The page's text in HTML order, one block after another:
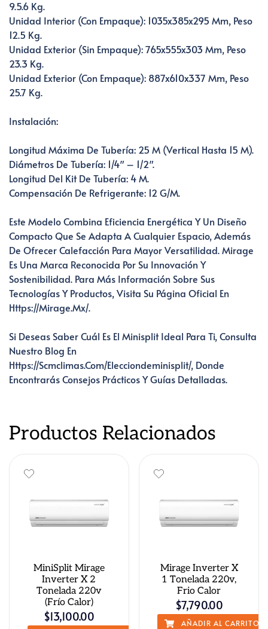
9.5.6 Kg.
Unidad Interior (con Empaque): 1035x385x295 Mm, Peso
12.5 Kg.
Unidad Exterior (sin Empaque): 765x555x303 Mm, Peso
23.3 Kg.
Unidad Exterior (con Empaque): 887x610x337 Mm, Peso
25.7 Kg.
Instalación:
Longitud Máxima De Tubería: 25 M (vertical Hasta 15 M).
Diámetros De Tubería: 1/4″ – 1/2″.
Longitud Del Kit De Tubería: 4 M.
Compensación De Refrigerante: 12 G/m.
Este Modelo Combina Eficiencia Energética Y Un Diseño
Compacto Que Se Adapta A Cualquier Espacio, Además
De Ofrecer Calefacción Para Mayor Versatilidad. Mirage
Es Una Marca Reconocida Por Su Innovación Y
Sostenibilidad. Para Más Información Sobre Sus
Tecnologías Y Productos, Visita Su Página Oficial En
Https://mirage.mx/.
Si Deseas Saber Cuál Es El Minisplit Ideal Para Ti, Consulta
Nuestro Blog En
Https://scmclimas.com/elecciondeminisplit/, Donde
Encontrarás Consejos Prácticos Y Guías Detalladas.
Productos Relacionados
MiniSplit Mirage
Inverter X 2
Tonelada 220v
(Frío Calor)
$13,100.00
Mirage Inverter X
1 Tonelada 220v,
Frio Calor
$7,790.00
AÑADIR AL CARRITO